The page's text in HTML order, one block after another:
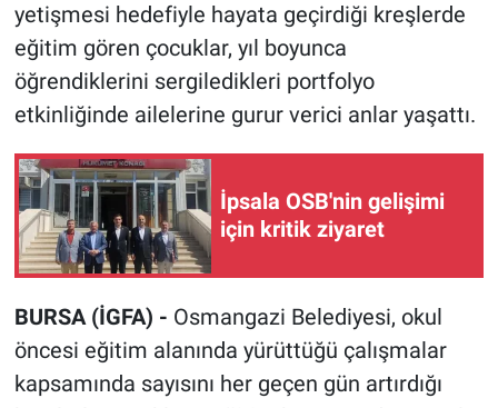
yetişmesi hedefiyle hayata geçirdiği kreşlerde
eğitim gören çocuklar, yıl boyunca
öğrendiklerini sergiledikleri portfolyo
etkinliğinde ailelerine gurur verici anlar yaşattı.
İpsala OSB'nin gelişimi
için kritik ziyaret
BURSA (İGFA) - Osmangazi Belediyesi, okul
öncesi eğitim alanında yürüttüğü çalışmalar
kapsamında sayısını her geçen gün artırdığı